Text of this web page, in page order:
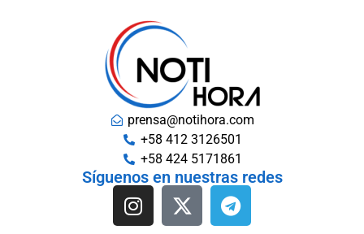
prensa@notihora.com
+58 412 3126501
+58 424 5171861
Síguenos en nuestras redes